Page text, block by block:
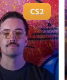
CS2